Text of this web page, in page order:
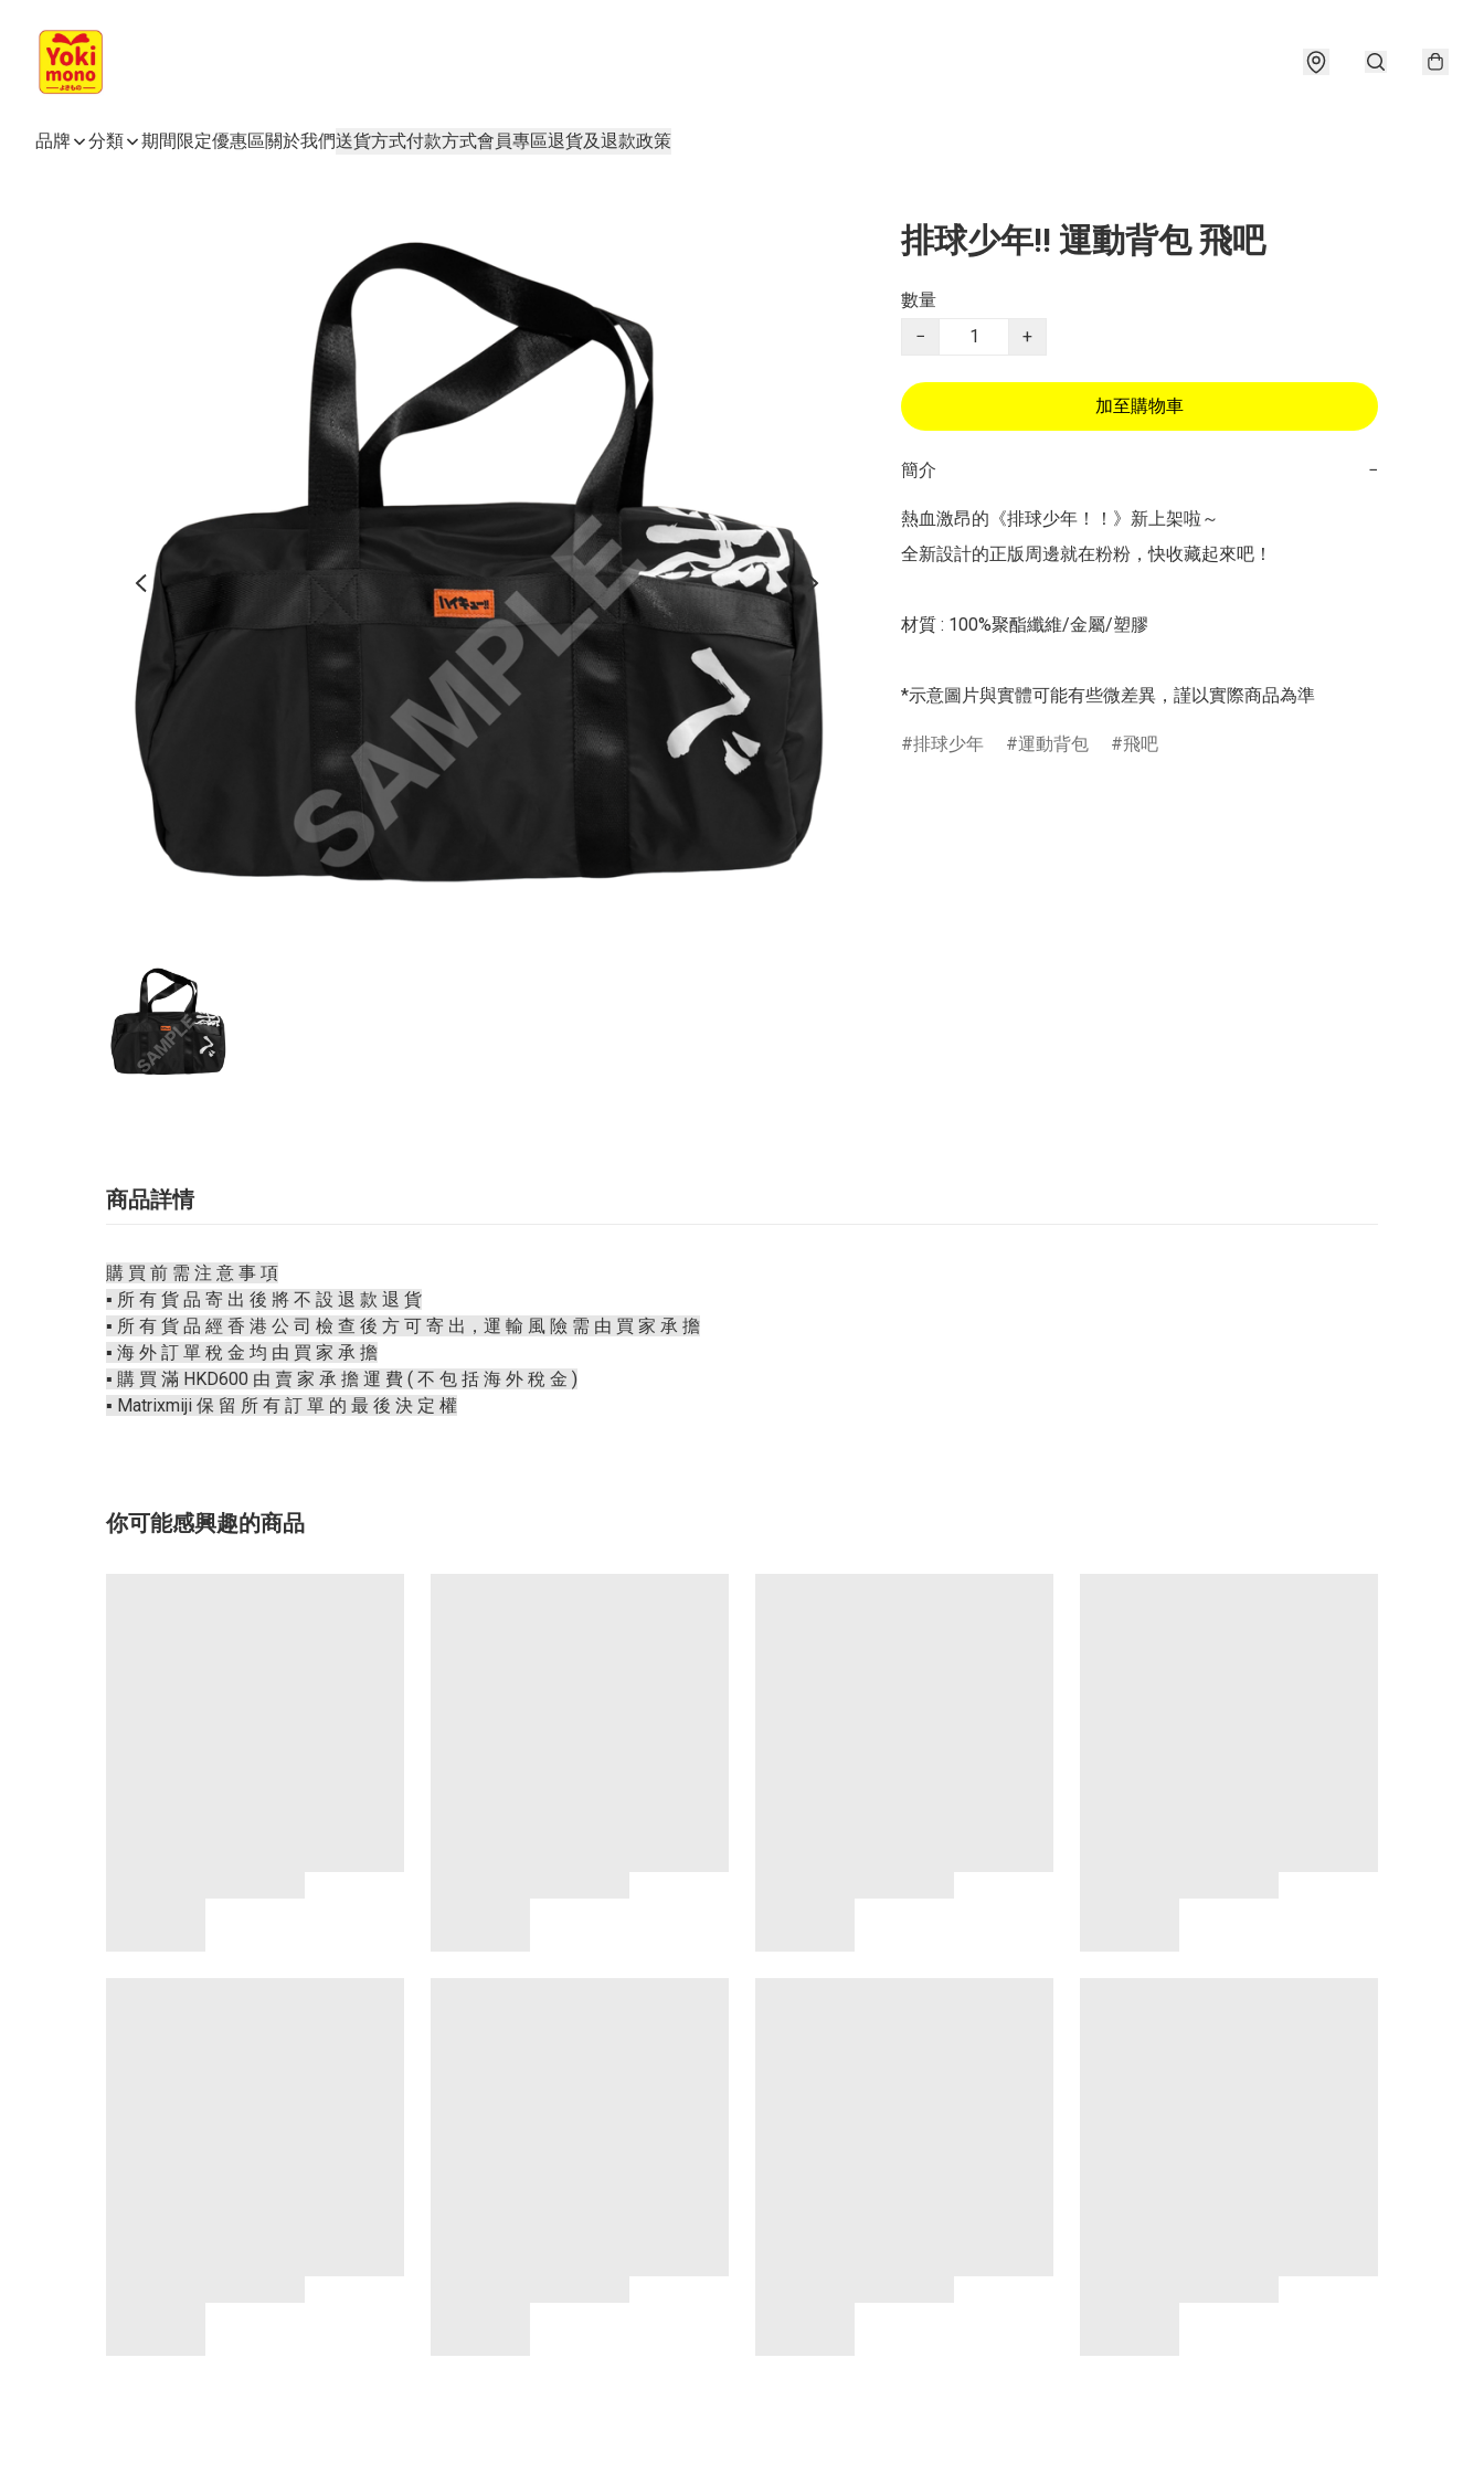
品牌 分類 期間限定優惠區關於我們送貨方式付款方式會員專區退貨及退款政策
排球少年!! 運動背包 飛吧
數量
−
+
加至購物車
簡介 −
熱血激昂的《排球少年！！》新上架啦～
全新設計的正版周邊就在粉粉，快收藏起來吧！
材質 : 100%聚酯纖維/金屬/塑膠
*示意圖片與實體可能有些微差異，謹以實際商品為準
排球少年 運動背包 飛吧
商品詳情
購 買 前 需 注 意 事 項
▪️ 所 有 貨 品 寄 出 後 將 不 設 退 款 退 貨
▪️ 所 有 貨 品 經 香 港 公 司 檢 查 後 方 可 寄 出，運 輸 風 險 需 由 買 家 承 擔
▪️ 海 外 訂 單 稅 金 均 由 買 家 承 擔
▪️ 購 買 滿 HKD600 由 賣 家 承 擔 運 費 ( 不 包 括 海 外 稅 金 )
▪️ Matrixmiji 保 留 所 有 訂 單 的 最 後 決 定 權
你可能感興趣的商品